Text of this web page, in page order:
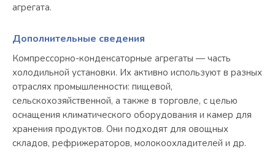
агрегата.
Дополнительные сведения
Компрессорно-конденсаторные агрегаты — часть
холодильной установки. Их активно используют в разных
отраслях промышленности: пищевой,
сельскохозяйственной, а также в торговле, с целью
оснащения климатического оборудования и камер для
хранения продуктов. Они подходят для овощных
складов, рефрижераторов, молокоохладителей и др.